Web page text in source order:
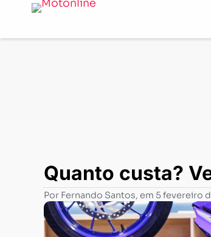
Quanto custa?
Quanto custa?
Por Fernando Santos, em 5 fevereiro